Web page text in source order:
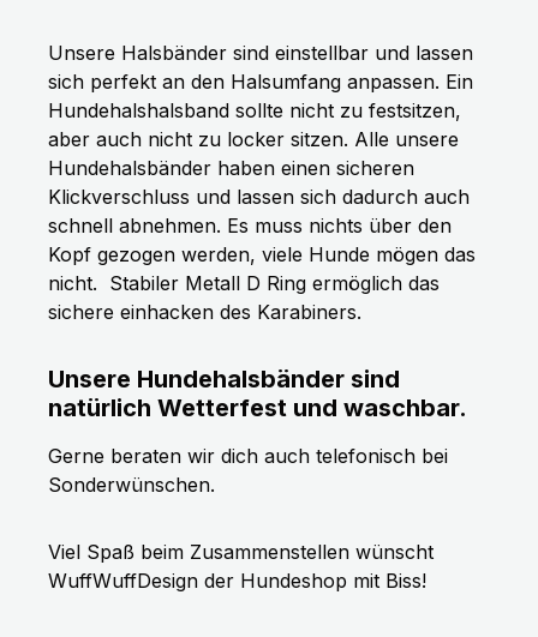
Unsere Halsbänder sind einstellbar und lassen
sich perfekt an den Halsumfang anpassen. Ein
Hundehalshalsband sollte nicht zu festsitzen,
aber auch nicht zu locker sitzen. Alle unsere
Hundehalsbänder haben einen sicheren
Klickverschluss und lassen sich dadurch auch
schnell abnehmen. Es muss nichts über den
Kopf gezogen werden, viele Hunde mögen das
nicht. Stabiler Metall D Ring ermöglich das
sichere einhacken des Karabiners.
Unsere Hundehalsbänder sind
natürlich Wetterfest und waschbar.
Gerne beraten wir dich auch telefonisch bei
Sonderwünschen.
Viel Spaß beim Zusammenstellen wünscht
WuffWuffDesign der Hundeshop mit Biss!